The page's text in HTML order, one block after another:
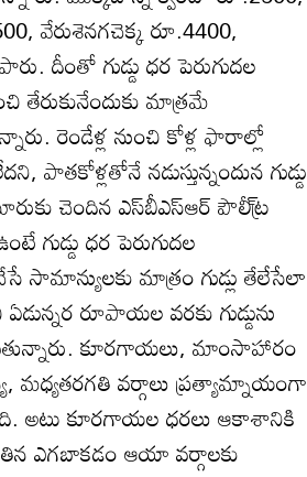
వేరుశెనగచెక్క రూ.4400,
దీంతో గుడ్డు ధర పెరుగుదల
తేరుకునేందుకు మాత్రమే
రెండేళ్ల నుంచి కోళ్ల ఫారాల్లో
నడుస్తున్నందున గుడ్డు
చెందిన ఎస్‌బీఎస్‌ఆర్‌ పౌలీ్ట్ర
గుడ్డు ధర పెరుగుదల
సామాన్యులకు మాత్రం గుడ్లు తేలేసేలా
రూపాయల వరకు గుడ్డును
కూరగాయలు, మాంసాహారం
మధ్యతరగతి వర్గాలు ప్రత్యామ్నాయంగా
అటు కూరగాయల ధరలు ఆకాశానికి
ఎగబాకడం ఆయా వర్గాలకు